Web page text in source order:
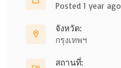
Posted 1 year ago
จังหวัด:
กรุงเทพฯ
สถานที่: